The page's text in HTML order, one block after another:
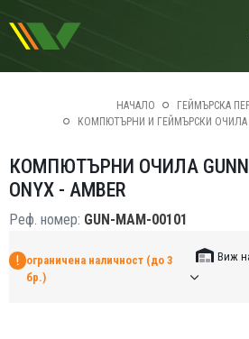
НАЧАЛО
ГЕЙМЪРСКА
КОМПЮТЪРНИ И ГЕЙМЪРСКИ ОЧИЛА
КОМПЮТЪРНИ ОЧИЛА
ONYX - AMBER
Реф. номер: GUN-MAM-00101
ограничена наличност (до 3
бр.)
Виж